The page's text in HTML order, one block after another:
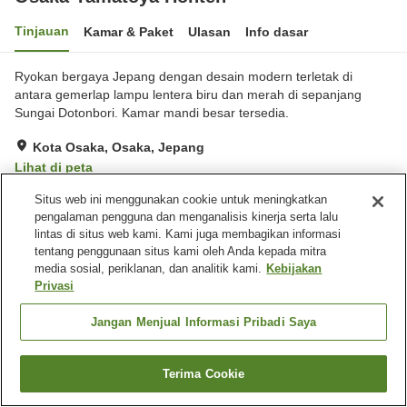
Tinjauan Kamar & Paket Ulasan Info dasar
Ryokan bergaya Jepang dengan desain modern terletak di
antara gemerlap lampu lentera biru dan merah di sepanjang
Sungai Dotonbori. Kamar mandi besar tersedia.
Kota Osaka, Osaka, Jepang
Lihat di peta
Sangat baik Ulasan: 140
Fasilitas properti
Tempat parkir
Sauna
Spa / Salon kecantikan
Beranda Jepang Osaka
Kota Osaka
Osaka Yamatoya Honten
Cari kamar
Situs web ini menggunakan cookie untuk meningkatkan
pengalaman pengguna dan menganalisis kinerja serta lalu
lintas di situs web kami. Kami juga membagikan informasi
tentang penggunaan situs kami oleh Anda kepada mitra
media sosial, periklanan, dan analitik kami. Kebijakan
Privasi
Jangan Menjual Informasi Pribadi Saya
Terima Cookie